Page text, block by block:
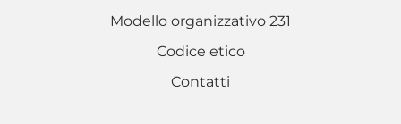
Modello organizzativo 231
Codice etico
Contatti